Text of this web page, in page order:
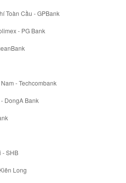
Toàn Cầu - GPBank
- PG Bank
- Techcombank
DongA Bank
- SHB
Long